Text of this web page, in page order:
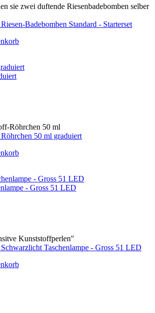
sie zwei duftende Riesenbadebomben selber
Riesen-Badebomben Standard - Starterset
Röhrchen 50 ml
Röhrchen 50 ml graduiert
- Gross 51 LED
Kunststoffperlen"
Schwarzlicht Taschenlampe - Gross 51 LED